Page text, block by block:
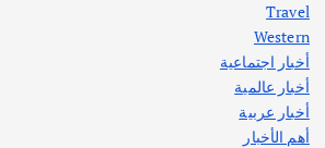
Travel
Western
أخبار اجتماعية
أخبار عالمية
أخبار عربية
أهم الأخبار